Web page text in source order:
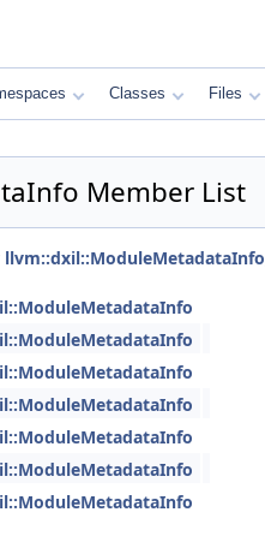
Classes Files
Member List
llvm::dxil::ModuleMetadataInfo